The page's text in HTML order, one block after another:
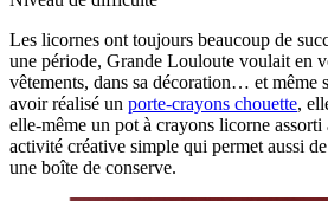
Les licornes ont toujours beaucoup de
une période, Grande Louloute voulait en
vêtements, dans sa décoration… et même
avoir réalisé un porte-crayons chouette,
elle-même un pot à crayons licorne assorti
activité créative simple qui permet aussi
une boîte de conserve.